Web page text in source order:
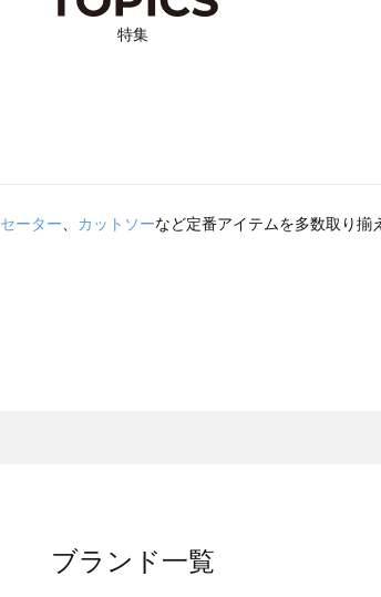
特集
ーター カットソーなど定番アイテムを多数取り揃
覧
ブランド一覧